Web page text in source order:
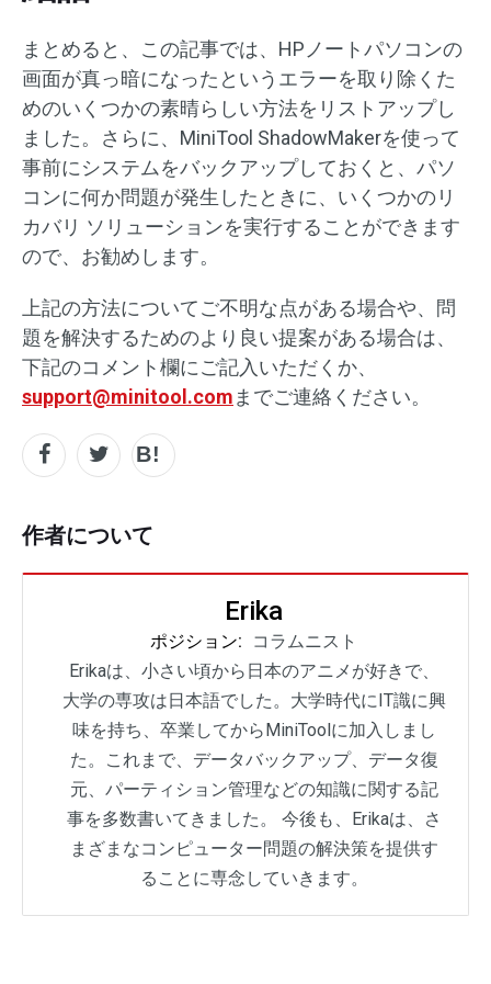
まとめると、この記事では、HPノートパソコンの
画面が真っ暗になったというエラーを取り除くた
めのいくつかの素晴らしい方法をリストアップし
ました。さらに、MiniTool ShadowMakerを使って
事前にシステムをバックアップしておくと、パソ
コンに何か問題が発生したときに、いくつかのリ
カバリ ソリューションを実行することができます
ので、お勧めします。
上記の方法についてご不明な点がある場合や、問
題を解決するためのより良い提案がある場合は、
下記のコメント欄にご記入いただくか、
support@minitool.com までご連絡ください。
作者について
Erika
ポジション:
コラムニスト
Erikaは、小さい頃から日本のアニメが好きで、
大学の専攻は日本語でした。大学時代にIT識に興
味を持ち、卒業してからMiniToolに加入しまし
た。これまで、データバックアップ、データ復
元、パーティション管理などの知識に関する記
事を多数書いてきました。 今後も、Erikaは、さ
まざまなコンピューター問題の解決策を提供す
ることに専念していきます。